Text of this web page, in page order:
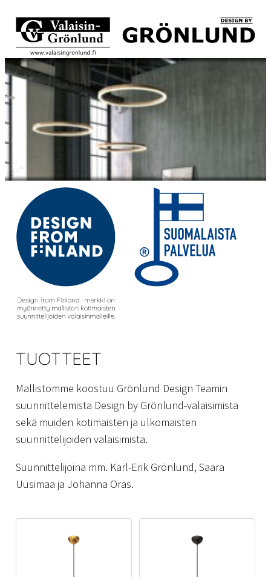
TUOTTEET
Mallistomme koostuu Grönlund Design Teamin
suunnittelemista Design by Grönlund-valaisimista
sekä muiden kotimaisten ja ulkomaisten
suunnittelijoiden valaisimista.
Suunnittelijoina mm. Karl-Erik Grönlund, Saara
Uusimaa ja Johanna Oras.